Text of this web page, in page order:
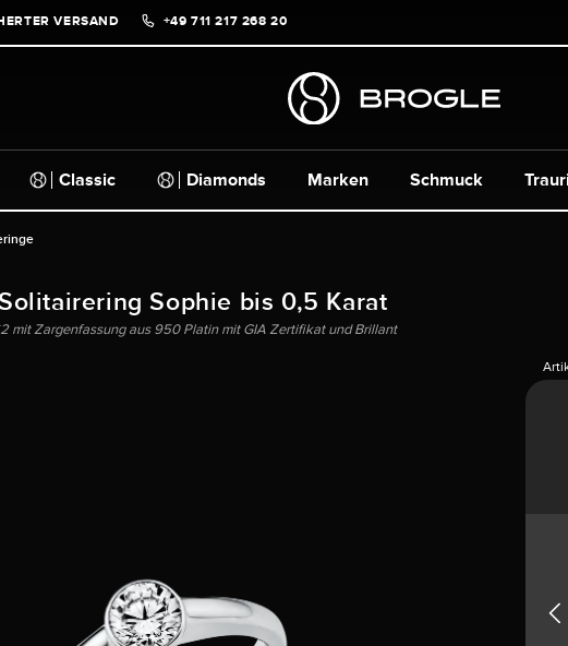
VERSAND +49 711 217 268 20
Classic Diamonds Marken Schmuck
Sophie bis 0,5 Karat
mit Zargenfassung aus 950 Platin mit GIA Zertifikat und Brillant